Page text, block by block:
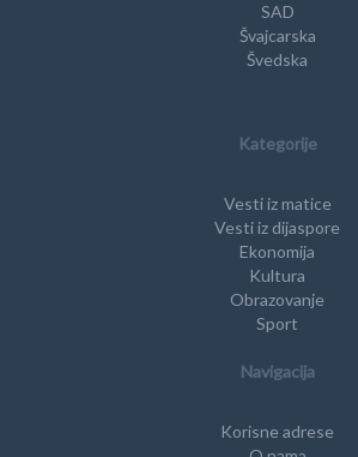
SAD
Švajcarska
Švedska
Kategorije
Vesti iz matice
Vesti iz dijaspore
Ekonomija
Kultura
Obrazovanje
Sport
Navigacija
Korisne adrese